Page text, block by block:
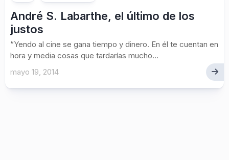
André S. Labarthe, el último de los
justos
“Yendo al cine se gana tiempo y dinero. En él te cuentan en
hora y media cosas que tardarías mucho...
mayo 19, 2014